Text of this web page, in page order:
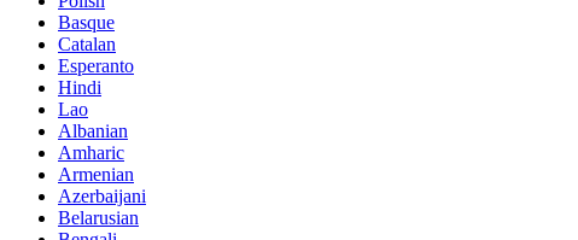
Basque
Catalan
Esperanto
Hindi
Lao
Albanian
Amharic
Armenian
Azerbaijani
Belarusian